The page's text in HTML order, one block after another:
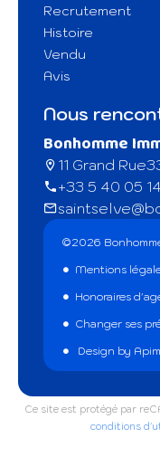
Recrutement
Histoire
Vendu
Avis
Nous
Bonhomme
11 Grand Rue
+33 5 40 05
©2026
Mentions
Honoraires
Changer ses
Design by
Ce site est protégé par
conditions